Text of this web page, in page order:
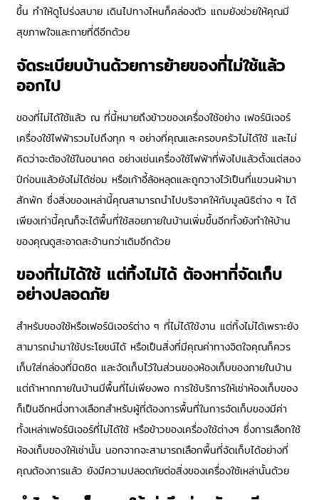
ขึ้น ทำให้ดูโปร่งสบาย เดินไปทางไหนก็คล่องตัว แถมยังช่วยให้คุณมี
สุขภาพใจและกายที่ดีอีกด้วย
จัดระเบียบบ้านด้วยการย้ายของที่ไม่ใช้แล้ว
ออกไป
ของที่ไม่ได้ใช้แล้ว ณ ที่นี้หมายถึงข้าวของเครื่องใช้อย่าง เฟอร์นิเจอร์
เครื่องใช้ไฟฟ้ารวมไปถึงทุก ๆ อย่างที่คุณและครอบครัวไม่ได้ใช้ และไม่
คิดว่าจะต้องใช้ในอนาคต อย่างเช่นเครื่องใช้ไฟฟ้าที่พังไปแล้วตั้งแต่สอง
ปีก่อนแล้วยังไม่ได้ซ่อม หรือเก้าอี้ล้อหลุดและถูกวางไว้เป็นที่แขวนผ้ามา
สักพัก ซึ่งสิ่งของเหล่านี้คุณสามารถนำไปบริจาคให้กับมูลนิธิต่าง ๆ ได้
เพียงเท่านี้คุณก็จะได้พื้นที่ใช้สอยภายในบ้านเพิ่มขึ้นอีกทั้งยังทำให้บ้าน
ของคุณดูสะอาดสะอ้านกว่าเดิมอีกด้วย
ของที่ไม่ได้ใช้ แต่ทิ้งไม่ได้ ต้องหาที่จัดเก็บ
อย่างปลอดภัย
สำหรับของใช้หรือเฟอร์นิเจอร์ต่าง ๆ ที่ไม่ได้ใช้งาน แต่ทิ้งไม่ได้เพราะยัง
สามารถนำมาใช้ประโยชน์ได้ หรือเป็นสิ่งที่มีคุณค่าทางจิตใจคุณก็ควร
เก็บใส่กล่องที่มิดชิด และจัดเก็บไว้ในส่วนของห้องเก็บของภายในบ้าน
แต่ถ้าหากภายในบ้านมีพื้นที่ไม่เพียงพอ การใช้บริการให้เช่าห้องเก็บของ
ก็เป็นอีกหนึ่งทางเลือกสำหรับผู้ที่ต้องการพื้นที่ในการจัดเก็บของมีค่า
ทั้งเหล่าเฟอร์นิเจอร์ที่ไม่ได้ใช้ หรือข้าวของเครื่องใช้ต่างๆ ซึ่งการเลือกใช้
ห้องเก็บของให้เช่านั้น นอกจากจะสามารถเลือกพื้นที่จัดเก็บได้อย่างที่
คุณต้องการแล้ว ยังมีความปลอดภัยต่อสิ่งของเครื่องใช้เหล่านั้นด้วย